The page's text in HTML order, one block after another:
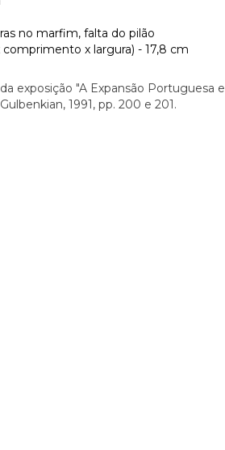
no marfim, falta do pilão
x largura) - 17,8 cm
exposição "A Expansão Portuguesa
1991, pp. 200 e 201.